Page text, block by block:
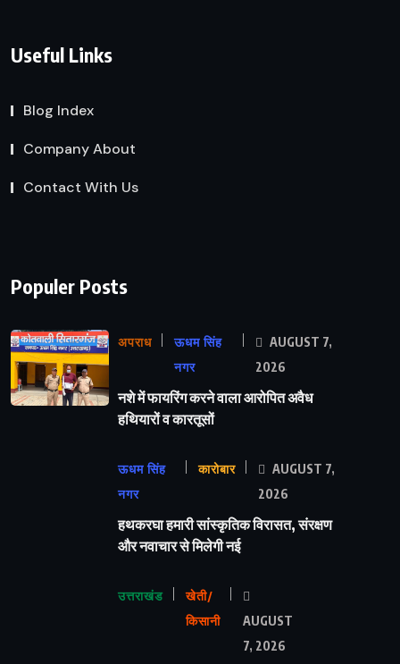
Useful Links
Blog Index
Company About
Contact With Us
Populer Posts
अपराध
ऊधम सिंह
नगर
AUGUST 7,
2026
नशे में फायरिंग करने वाला आरोपित अवैध
हथियारों व कारतूसों
ऊधम सिंह
नगर
कारोबार
AUGUST 7,
2026
हथकरघा हमारी सांस्कृतिक विरासत, संरक्षण
और नवाचार से मिलेगी नई
उत्तराखंड
खेती/
किसानी
AUGUST
7, 2026